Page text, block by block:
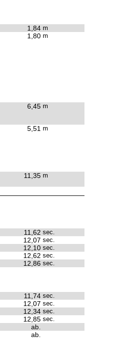
1,84 m
1,80 m
6,45 m
5,51 m
11,35 m
11,62 sec.
12,07 sec.
12,10 sec.
12,62 sec.
12,86 sec.
11,74 sec.
12,07 sec.
12,34 sec.
12,85 sec.
ab.
ab.